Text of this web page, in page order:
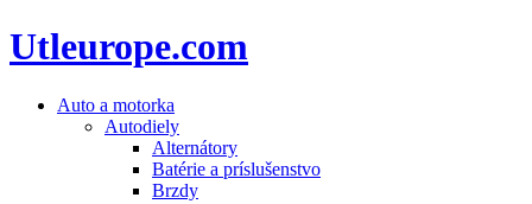
Utleurope.com
Auto a motorka
Autodiely
Alternátory
Batérie a príslušenstvo
Brzdy